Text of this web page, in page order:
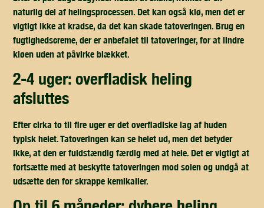
naturlig del af helingsprocessen. Det kan også klø, men det er
vigtigt ikke at kradse, da det kan skade tatoveringen. Brug en
fugtighedscreme, der er anbefalet til tatoveringer, for at lindre
kløen uden at påvirke blækket.
2-4 uger: overfladisk heling
afsluttes
Efter cirka to til fire uger er det overfladiske lag af huden
typisk helet. Tatoveringen kan se helet ud, men det betyder
ikke, at den er fuldstændig færdig med at hele. Det er vigtigt at
fortsætte med at beskytte tatoveringen mod solen og undgå at
udsætte den for skrappe kemikalier.